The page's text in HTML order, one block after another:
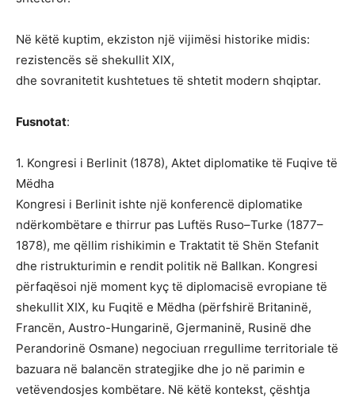
Në këtë kuptim, ekziston një vijimësi historike midis:
rezistencës së shekullit XIX,
dhe sovranitetit kushtetues të shtetit modern shqiptar.
Fusnotat:
1. Kongresi i Berlinit (1878), Aktet diplomatike të Fuqive të
Mëdha
Kongresi i Berlinit ishte një konferencë diplomatike
ndërkombëtare e thirrur pas Luftës Ruso–Turke (1877–
1878), me qëllim rishikimin e Traktatit të Shën Stefanit
dhe ristrukturimin e rendit politik në Ballkan. Kongresi
përfaqësoi një moment kyç të diplomacisë evropiane të
shekullit XIX, ku Fuqitë e Mëdha (përfshirë Britaninë,
Francën, Austro-Hungarinë, Gjermaninë, Rusinë dhe
Perandorinë Osmane) negociuan rregullime territoriale të
bazuara në balancën strategjike dhe jo në parimin e
vetëvendosjes kombëtare. Në këtë kontekst, çështja